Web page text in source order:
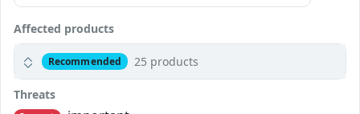
Affected products
Recommended 25 products
Threats